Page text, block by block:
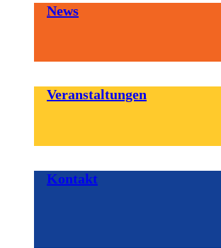
News
Veranstaltungen
Kontakt